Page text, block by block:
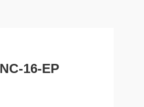
16-EP